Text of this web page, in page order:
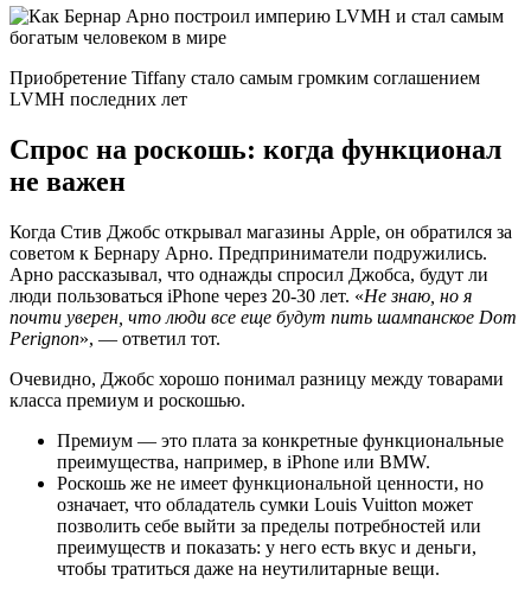
Приобретение Tiffany стало самым громким соглашением
LVMH последних лет
Спрос на роскошь: когда функционал
не важен
Когда Стив Джобс открывал магазины Apple, он обратился за
советом к Бернару Арно. Предприниматели подружились.
Арно рассказывал, что однажды спросил Джобса, будут ли
люди пользоваться iPhone через 20-30 лет. «Не знаю, но я
почти уверен, что люди все еще будут пить шампанское Dom
Perignon», — ответил тот.
Очевидно, Джобс хорошо понимал разницу между товарами
класса премиум и роскошью.
Премиум — это плата за конкретные функциональные
преимущества, например, в iPhone или BMW.
Роскошь же не имеет функциональной ценности, но
означает, что обладатель сумки Louis Vuitton может
позволить себе выйти за пределы потребностей или
преимуществ и показать: у него есть вкус и деньги,
чтобы тратиться даже на неутилитарные вещи.